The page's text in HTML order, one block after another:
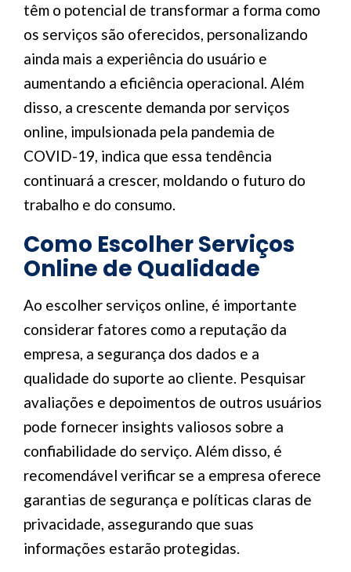
têm o potencial de transformar a forma como
os serviços são oferecidos, personalizando
ainda mais a experiência do usuário e
aumentando a eficiência operacional. Além
disso, a crescente demanda por serviços
online, impulsionada pela pandemia de
COVID-19, indica que essa tendência
continuará a crescer, moldando o futuro do
trabalho e do consumo.
Como Escolher Serviços
Online de Qualidade
Ao escolher serviços online, é importante
considerar fatores como a reputação da
empresa, a segurança dos dados e a
qualidade do suporte ao cliente. Pesquisar
avaliações e depoimentos de outros usuários
pode fornecer insights valiosos sobre a
confiabilidade do serviço. Além disso, é
recomendável verificar se a empresa oferece
garantias de segurança e políticas claras de
privacidade, assegurando que suas
informações estarão protegidas.